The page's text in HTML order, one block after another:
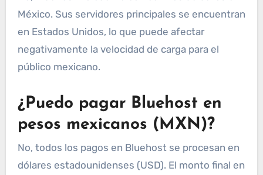
México. Sus servidores principales se encuentran
en Estados Unidos, lo que puede afectar
negativamente la velocidad de carga para el
público mexicano.
¿Puedo pagar Bluehost en
pesos mexicanos (MXN)?
No, todos los pagos en Bluehost se procesan en
dólares estadounidenses (USD). El monto final en